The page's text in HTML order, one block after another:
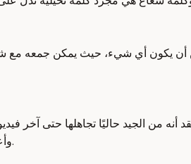
يكون أي شيء، حيث يمكن جمعه مع
من الجيد حاليًا تجاهلها حتى آخر
وأعتقد أنه من الجيد حاليًا تجاهلها حتى آخر فيديو من هذه السلسلة.